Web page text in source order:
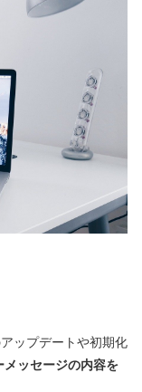
ップデートや初期化
メッセージの内容を